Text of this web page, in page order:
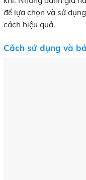
để lựa chọn và sử
cách hiệu quả.
Cách sử dụng và